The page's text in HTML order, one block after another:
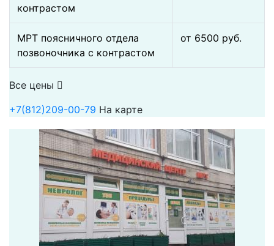
контрастом
МРТ поясничного отдела
позвоночника с контрастом
от 6500 pуб.
Все цены
+7(812)209-00-79 На карте